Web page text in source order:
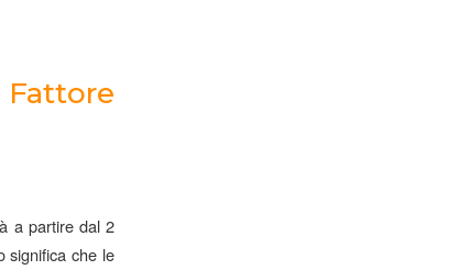
a partire dal 2
significa che le